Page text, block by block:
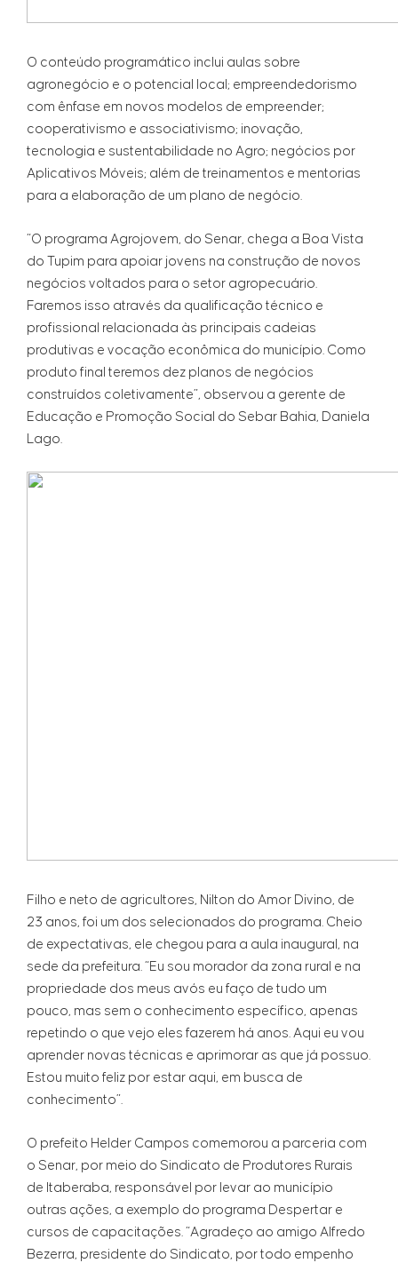
O conteúdo programático inclui aulas sobre
agronegócio e o potencial local; empreendedorismo
com ênfase em novos modelos de empreender;
cooperativismo e associativismo; inovação,
tecnologia e sustentabilidade no Agro; negócios por
Aplicativos Móveis; além de treinamentos e mentorias
para a elaboração de um plano de negócio.
“O programa Agrojovem, do Senar, chega a Boa Vista
do Tupim para apoiar jovens na construção de novos
negócios voltados para o setor agropecuário.
Faremos isso através da qualificação técnico e
profissional relacionada às principais cadeias
produtivas e vocação econômica do município. Como
produto final teremos dez planos de negócios
construídos coletivamente”, observou a gerente de
Educação e Promoção Social do Sebar Bahia, Daniela
Lago.
Filho e neto de agricultores, Nilton do Amor Divino, de
23 anos, foi um dos selecionados do programa. Cheio
de expectativas, ele chegou para a aula inaugural, na
sede da prefeitura. “Eu sou morador da zona rural e na
propriedade dos meus avós eu faço de tudo um
pouco, mas sem o conhecimento específico, apenas
repetindo o que vejo eles fazerem há anos. Aqui eu vou
aprender novas técnicas e aprimorar as que já possuo.
Estou muito feliz por estar aqui, em busca de
conhecimento”.
O prefeito Helder Campos comemorou a parceria com
o Senar, por meio do Sindicato de Produtores Rurais
de Itaberaba, responsável por levar ao município
outras ações, a exemplo do programa Despertar e
cursos de capacitações. “Agradeço ao amigo Alfredo
Bezerra, presidente do Sindicato, por todo empenho